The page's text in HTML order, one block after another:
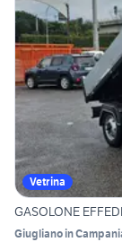
Vetrina
GASOLONE
Giugliano in